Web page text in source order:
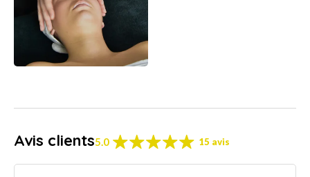
Avis clients5.0 15 avis